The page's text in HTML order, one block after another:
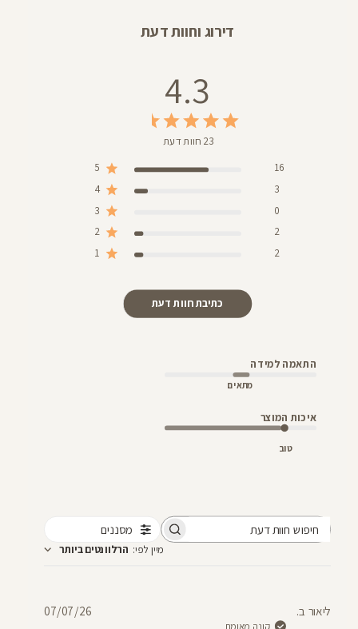
דירוג וחוות דעת
4.3
23 חוות דעת
5
16
4
3
3
0
2 2
1 2
כתיבת חוות דעת
התאמה למידה
מתאים
איכות המוצר
טוב
מסננים
מיין לפי: הרלוונטים ביותר
ליאור ב. תאריך07/07/26